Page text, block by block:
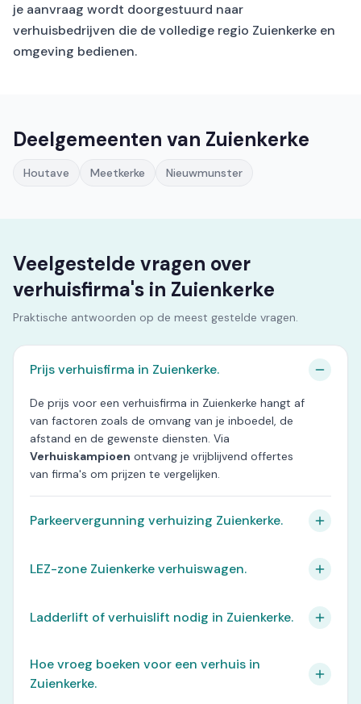
je aanvraag wordt doorgestuurd naar
verhuisbedrijven die de volledige regio Zuienkerke en
omgeving bedienen.
Deelgemeenten van Zuienkerke
Houtave Meetkerke Nieuwmunster
Veelgestelde vragen over
verhuisfirma's in Zuienkerke
Praktische antwoorden op de meest gestelde vragen.
Prijs verhuisfirma in Zuienkerke.
De prijs voor een verhuisfirma in Zuienkerke hangt af
van factoren zoals de omvang van je inboedel, de
afstand en de gewenste diensten. Via
Verhuiskampioen ontvang je vrijblijvend offertes
van firma's om prijzen te vergelijken.
Parkeervergunning verhuizing Zuienkerke.
LEZ-zone Zuienkerke verhuiswagen.
Ladderlift of verhuislift nodig in Zuienkerke.
Hoe vroeg boeken voor een verhuis in
Zuienkerke.